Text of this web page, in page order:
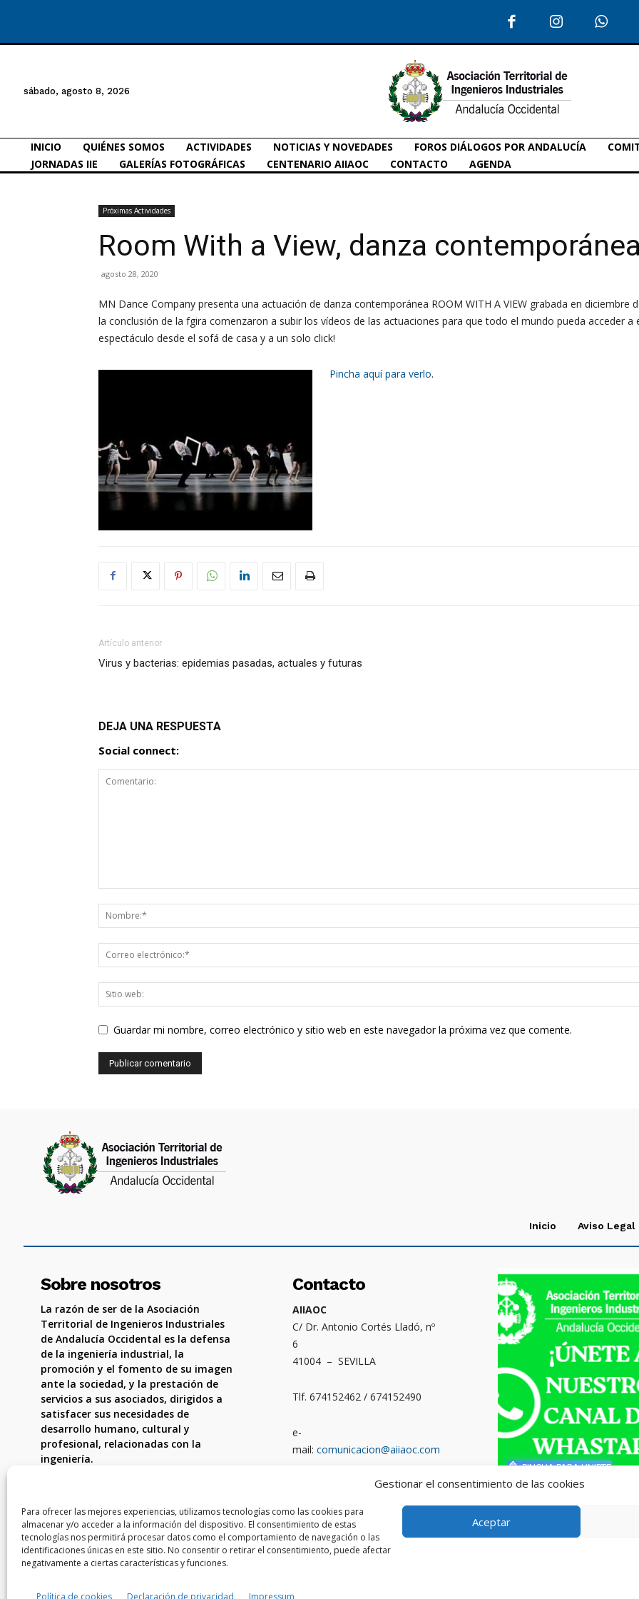
Gestionar el consentimiento de las cookies
Para ofrecer las mejores experiencias, utilizamos tecnologías como las cookies para
almacenar y/o acceder a la información del dispositivo. El consentimiento de estas
tecnologías nos permitirá procesar datos como el comportamiento de navegación o las
identificaciones únicas en este sitio. No consentir o retirar el consentimiento, puede afectar
negativamente a ciertas características y funciones.
Aceptar
Política de cookies Declaración de privacidad Impressum
sábado, agosto 8, 2026
INICIO QUIÉNES SOMOS ACTIVIDADES NOTICIAS Y NOVEDADES FOROS DIÁLOGOS POR ANDALUCÍA
JORNADAS IIE
GALERÍAS FOTOGRÁFICAS CENTENARIO AIIAOC CONTACTO AGENDA
Próximas Actividades
Room With a View, danza contemporánea
agosto 28, 2020
MN Dance Company presenta una actuación de danza contemporánea ROOM WITH A VIEW grabada en diciembre
la conclusión de la fgira comenzaron a subir los vídeos de las actuaciones para que todo el mundo pueda acceder a
espectáculo desde el sofá de casa y a un solo click!
Pincha aquí para verlo.
Artículo anterior
Virus y bacterias: epidemias pasadas, actuales y futuras
DEJA UNA RESPUESTA
Social connect:
Guardar mi nombre, correo electrónico y sitio web en este navegador la próxima vez que comente.
Inicio Aviso Legal
Sobre nosotros
La razón de ser de la Asociación
Territorial de Ingenieros Industriales
de Andalucía Occidental es la defensa
de la ingeniería industrial, la
promoción y el fomento de su imagen
ante la sociedad, y la prestación de
servicios a sus asociados, dirigidos a
satisfacer sus necesidades de
desarrollo humano, cultural y
profesional, relacionadas con la
ingeniería.
Contacto
AIIAOC
C/ Dr. Antonio Cortés Lladó, nº
6
41004 – SEVILLA
Tlf. 674152462 / 674152490
e-
mail:comunicacion@aiiaoc.com
Ámbito territorial: Cádiz,
Córdoba, Huelva y Sevilla
PINCHA PARA UNIRTE
© Copyright © 2023 AIIAOC - Asociación Territorial de Ingenieros Industriales de Andalucía Occidental. Página